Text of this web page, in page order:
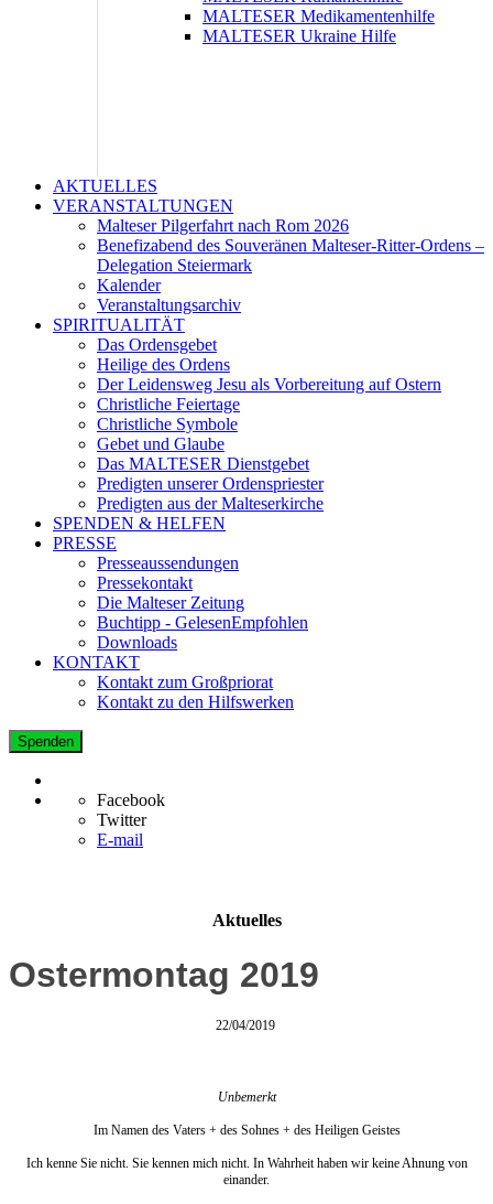
MALTESER Medikamentenhilfe
MALTESER Ukraine Hilfe
AKTUELLES
VERANSTALTUNGEN
Malteser Pilgerfahrt nach Rom 2026
Benefizabend des Souveränen Malteser-Ritter-Ordens –
Delegation Steiermark
Kalender
Veranstaltungsarchiv
SPIRITUALITÄT
Das Ordensgebet
Heilige des Ordens
Der Leidensweg Jesu als Vorbereitung auf Ostern
Christliche Feiertage
Christliche Symbole
Gebet und Glaube
Das MALTESER Dienstgebet
Predigten unserer Ordenspriester
Predigten aus der Malteserkirche
SPENDEN & HELFEN
PRESSE
Presseaussendungen
Pressekontakt
Die Malteser Zeitung
Buchtipp - GelesenEmpfohlen
Downloads
KONTAKT
Kontakt zum Großpriorat
Kontakt zu den Hilfswerken
Spenden
Facebook
Twitter
E-mail
Aktuelles
Ostermontag 2019
22/04/2019
Unbemerkt
Im Namen des Vaters + des Sohnes + des Heiligen Geistes
Ich kenne Sie nicht. Sie kennen mich nicht. In Wahrheit haben wir keine Ahnung von
einander.